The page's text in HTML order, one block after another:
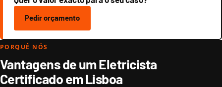
Pedir orçamento
PORQUÊ NÓS
Vantagens de um Eletricista
Certificado em Lisboa